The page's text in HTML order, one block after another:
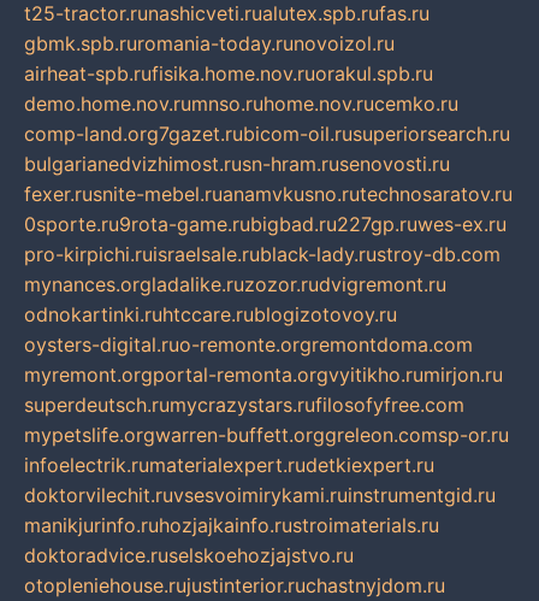
t25-tractor.runashicveti.rualutex.spb.rufas.ru
gbmk.spb.ruromania-today.runovoizol.ru
airheat-spb.rufisika.home.nov.ruorakul.spb.ru
demo.home.nov.rumnso.ruhome.nov.rucemko.ru
comp-land.org7gazet.rubicom-oil.rusuperiorsearch.ru
bulgarianedvizhimost.rusn-hram.rusenovosti.ru
fexer.rusnite-mebel.ruanamvkusno.rutechnosaratov.ru
0sporte.ru9rota-game.rubigbad.ru227gp.ruwes-ex.ru
pro-kirpichi.ruisraelsale.rublack-lady.rustroy-db.com
mynances.orgladalike.ruzozor.rudvigremont.ru
odnokartinki.ruhtccare.rublogizotovoy.ru
oysters-digital.ruo-remonte.orgremontdoma.com
myremont.orgportal-remonta.orgvyitikho.rumirjon.ru
superdeutsch.rumycrazystars.rufilosofyfree.com
mypetslife.orgwarren-buffett.orggreleon.comsp-or.ru
infoelectrik.rumaterialexpert.rudetkiexpert.ru
doktorvilechit.ruvsesvoimirykami.ruinstrumentgid.ru
manikjurinfo.ruhozjajkainfo.rustroimaterials.ru
doktoradvice.ruselskoehozjajstvo.ru
otopleniehouse.rujustinterior.ruchastnyjdom.ru